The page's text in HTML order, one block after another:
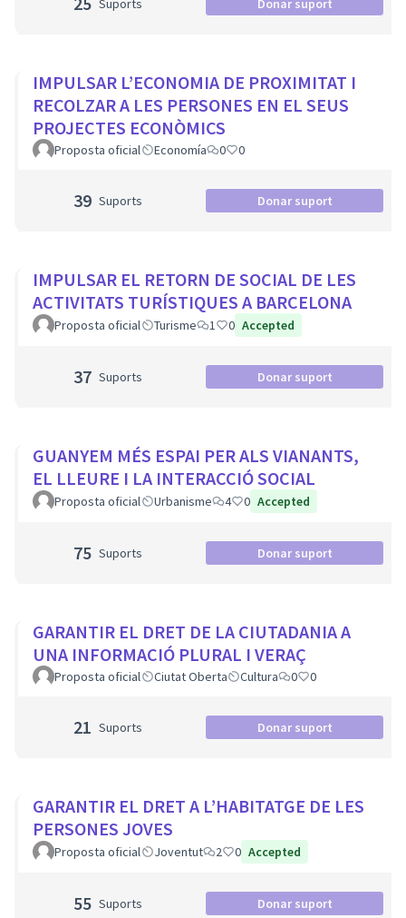
Suports Donar suport
IMPULSAR L’ECONOMIA DE PROXIMITAT I
RECOLZAR A LES PERSONES EN EL SEUS
PROJECTES ECONÒMICS
Proposta oficial Economía 0 0
39 Suports Donar suport
IMPULSAR EL RETORN DE SOCIAL DE LES
ACTIVITATS TURÍSTIQUES A BARCELONA
Proposta oficial Turisme 1 0 Accepted
37 Suports Donar suport
GUANYEM MÉS ESPAI PER ALS VIANANTS,
EL LLEURE I LA INTERACCIÓ SOCIAL
Proposta oficial Urbanisme 4 0 Accepted
75 Suports Donar suport
GARANTIR EL DRET DE LA CIUTADANIA A
UNA INFORMACIÓ PLURAL I VERAÇ
Proposta oficial Ciutat Oberta Cultura 0 0
21 Suports Donar suport
GARANTIR EL DRET A L’HABITATGE DE LES
PERSONES JOVES
Proposta oficial Joventut 2 0 Accepted
55 Suports Donar suport